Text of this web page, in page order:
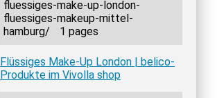
fluessiges-make-up-london-
fluessiges-makeup-mittel-
hamburg/
1 pages
Flüssiges Make-Up London | belico-
Produkte im Vivolla shop